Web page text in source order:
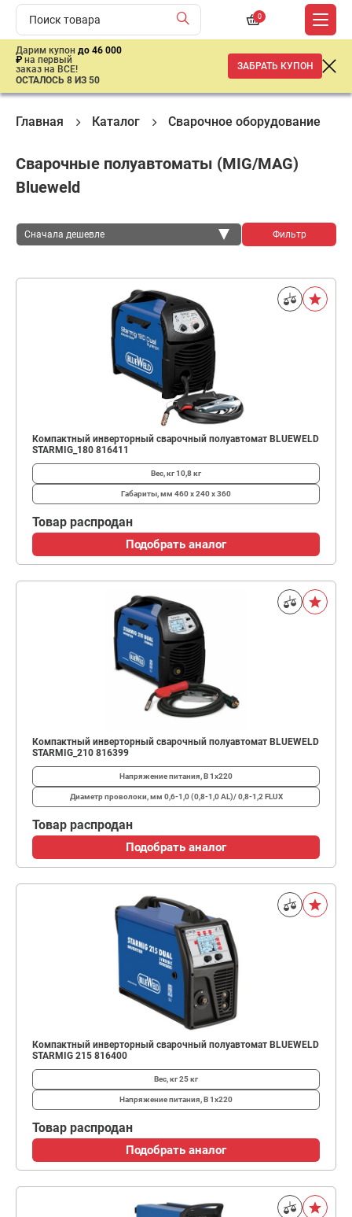
0
Дарим купон до 46 000
₽ на первый
заказ на ВСЕ!
ОСТАЛОСЬ 8 ИЗ 50
ЗАБРАТЬ КУПОН
Главная Каталог Сварочное оборудование
Сварочные полуавтоматы (MIG/MAG)
Blueweld
Сначала дешевле Фильтр
Компактный инверторный сварочный полуавтомат BLUEWELD
STARMIG_180 816411
Вес, кг10,8 кг
Габариты, мм 460 х 240 х 360
Товар распродан
Подобрать аналог
Компактный инверторный сварочный полуавтомат BLUEWELD
STARMIG_210 816399
Напряжение питания, В1х220
Диаметр проволоки, мм 0,6-1,0 (0,8-1,0 AL)/ 0,8-1,2 FLUX
Товар распродан
Подобрать аналог
Компактный инверторный сварочный полуавтомат BLUEWELD
STARMIG 215 816400
Вес, кг25 кг
Напряжение питания, В1х220
Товар распродан
Подобрать аналог